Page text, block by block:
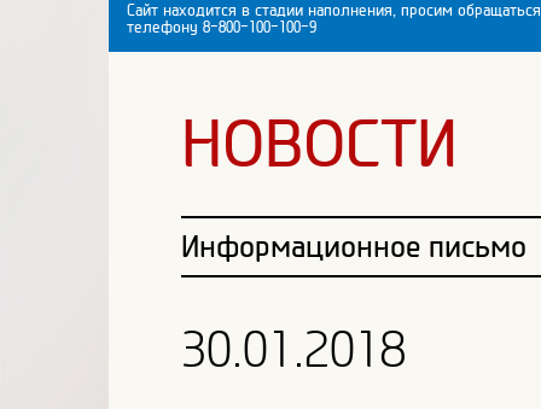
Сайт находится в стадии наполнения, просим
телефону 8-800-100-100-9
НОВОСТИ
Информационное письмо
30.01.2018